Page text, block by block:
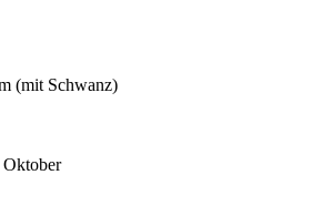
(mit Schwanz)
Oktober